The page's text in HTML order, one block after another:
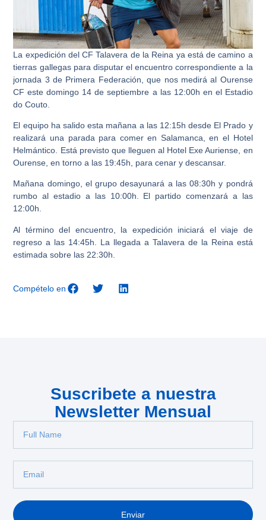
La expedición del CF Talavera de la Reina ya está de camino a
tierras gallegas para disputar el encuentro correspondiente a la
jornada 3 de Primera Federación, que nos medirá al Ourense
CF este domingo 14 de septiembre a las 12:00h en el Estadio
do Couto.
El equipo ha salido esta mañana a las 12:15h desde El Prado y
realizará una parada para comer en Salamanca, en el Hotel
Helmántico. Está previsto que lleguen al Hotel Exe Auriense, en
Ourense, en torno a las 19:45h, para cenar y descansar.
Mañana domingo, el grupo desayunará a las 08:30h y pondrá
rumbo al estadio a las 10:00h. El partido comenzará a las
12:00h.
Al término del encuentro, la expedición iniciará el viaje de
regreso a las 14:45h. La llegada a Talavera de la Reina está
estimada sobre las 22:30h.
Compételo en
Suscribete a nuestra
Newsletter Mensual
Enviar